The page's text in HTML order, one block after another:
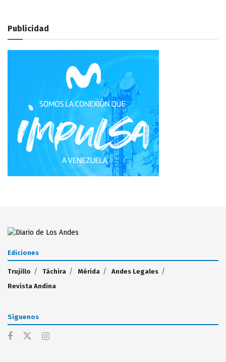
Publicidad
Ediciones
Trujillo Táchira Mérida
Andes Legales
Revista Andina
Síguenos